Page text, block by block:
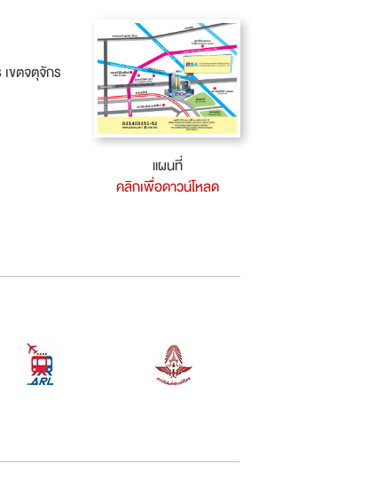
ขตจตุจักร
แผนที่
คลิกเพื่อดาวน์โหลด